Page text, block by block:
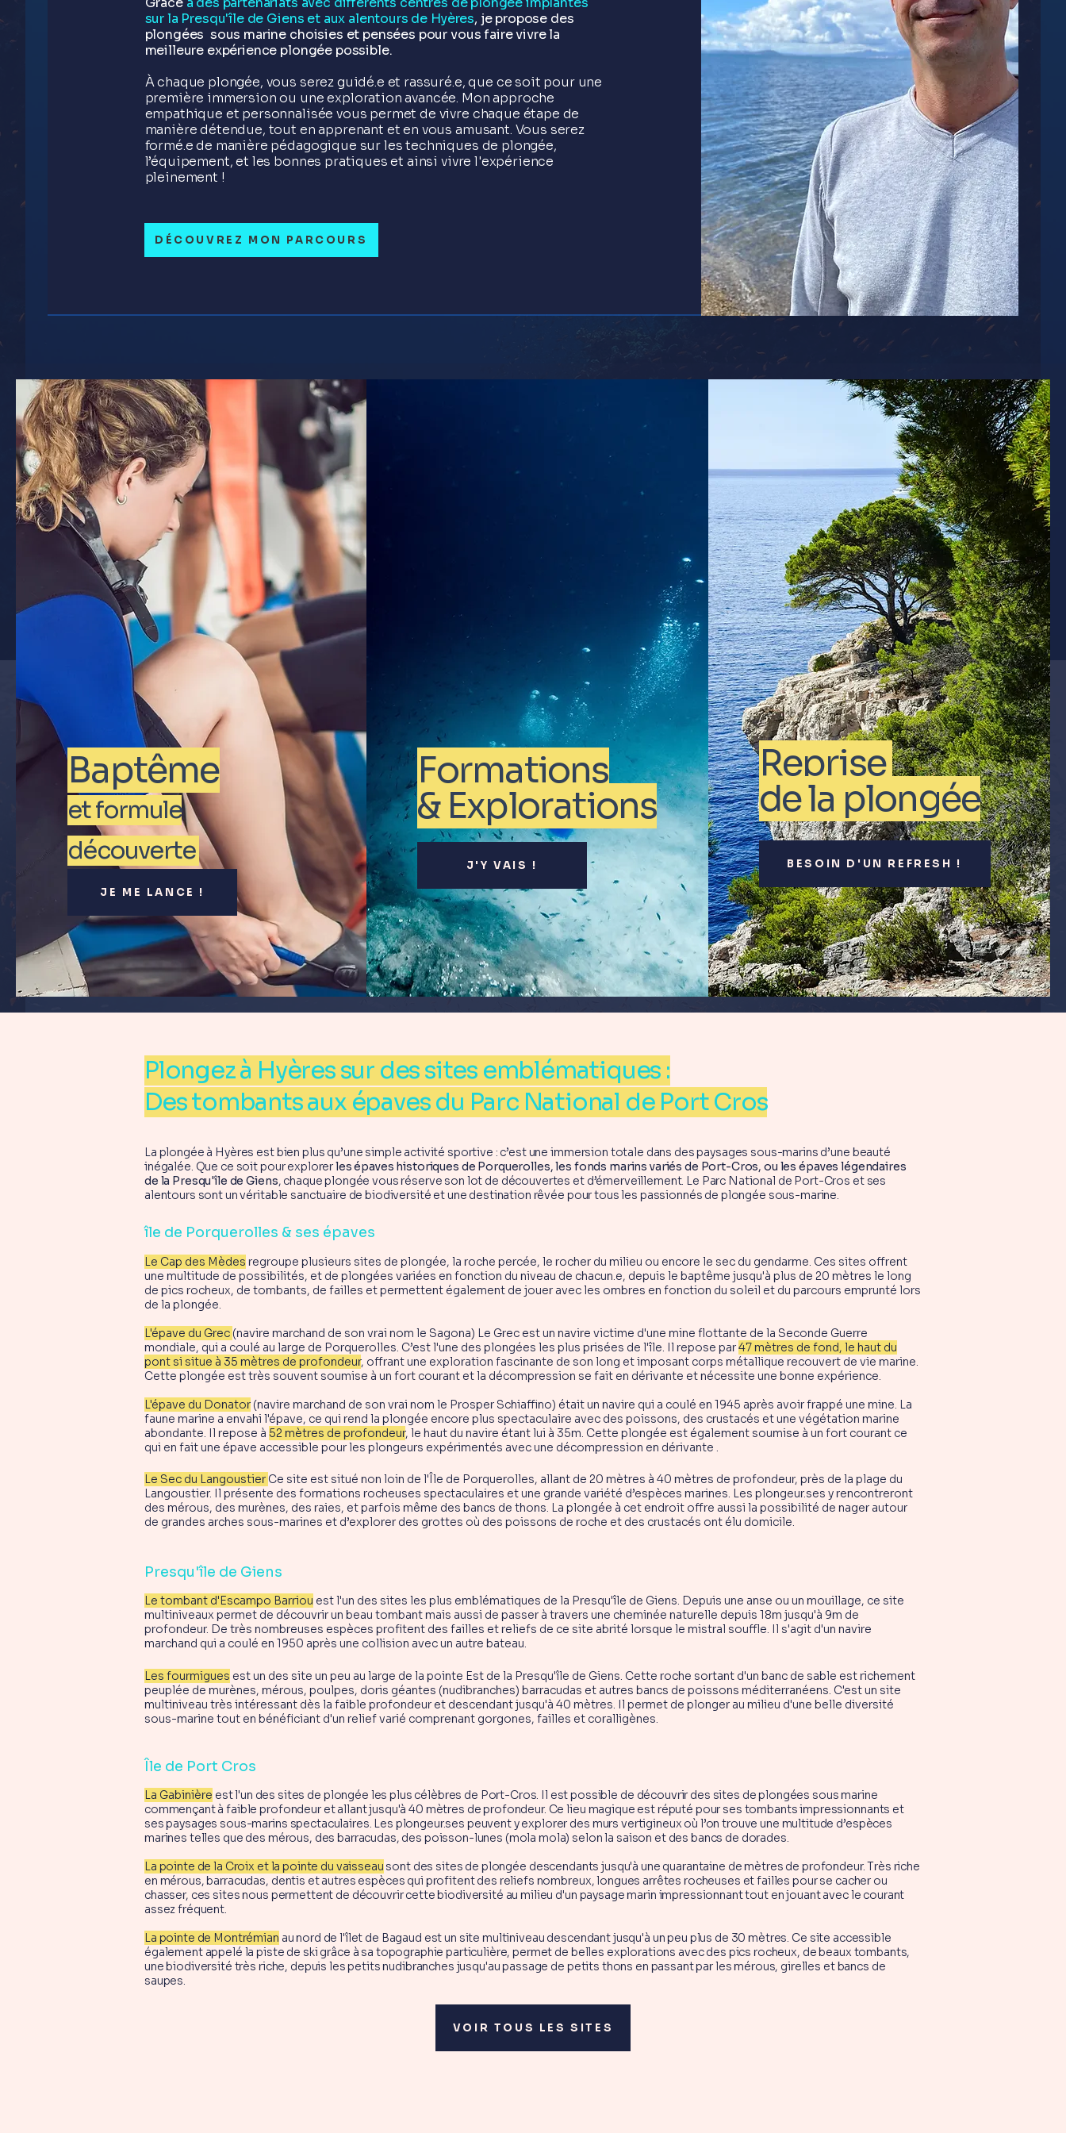
sur la Presqu'île de Giens et aux alentours de Hyères, je propose des
plongées sous marine choisies et pensées pour vous faire vivre la
meilleure expérience plongée possible.
À chaque plongée, vous serez guidé.e et rassuré.e, que ce soit pour une
première immersion ou une exploration avancée. Mon approche
empathique et personnalisée vous permet de vivre chaque étape de
manière détendue, tout en apprenant et en vous amusant. Vous serez
formé.e de manière pédagogique sur les techniques de plongée,
l’équipement, et les bonnes pratiques et ainsi vivre l'expérience
pleinement !
DÉCOUVREZ MON PARCOURS
Baptême
et formule
découverte
JE ME LANCE !
Formations
& Explorations
J'Y VAIS !
Reprise
de la plongée
BESOIN D'UN REFRESH !
Plongez à Hyères sur des sites emblématiques :
Des tombants aux épaves du Parc National de Port Cros
La plongée à Hyères est bien plus qu’une simple activité sportive : c’est une immersion totale dans des paysages sous-marins d’une beauté
inégalée. Que ce soit pour explorerles épaves historiques de Porquerolles, les fonds marins variés de Port-Cros, ou les épaves légendaires
de la Presqu'île de Giens, chaque plongée vous réserve son lot de découvertes et d’émerveillement. Le Parc National de Port-Cros et ses
alentours sont un véritable sanctuaire de biodiversité et une destination rêvée pour tous les passionnés de plongée sous-marine.
île de Porquerolles & ses épaves
Le Cap des Mèdes regroupe plusieurs sites de plongée, la roche percée, le rocher du milieu ou encore le sec du gendarme. Ces sites offrent
une multitude de possibilités, et de plongées variées en fonction du niveau de chacun.e, depuis le baptême jusqu'à plus de 20 mètres le long
de pics rocheux, de tombants, de failles et permettent également de jouer avec les ombres en fonction du soleil et du parcours emprunté lors
de la plongée.
L'épave du Grec (navire marchand de son vrai nom le Sagona) Le Grec est un navire victime d'une mine flottante de la Seconde Guerre
mondiale, qui a coulé au large de Porquerolles. C’est l'une des plongées les plus prisées de l'île. Il repose par47 mètres de fond, le haut du
pont si situe à 35 mètres de profondeur, offrant une exploration fascinante de son long et imposant corps métallique recouvert de vie marine.
Cette plongée est très souvent soumise à un fort courant et la décompression se fait en dérivante et nécessite une bonne expérience.
L'épave du Donator (navire marchand de son vrai nom le Prosper Schiaffino) était un navire qui a coulé en 1945 après avoir frappé une mine. La
faune marine a envahi l'épave, ce qui rend la plongée encore plus spectaculaire avec des poissons, des crustacés et une végétation marine
abondante. Il repose à 52 mètres de profondeur, le haut du navire étant lui à 35m. Cette plongée est également soumise à un fort courant ce
qui en fait une épave accessible pour les plongeurs expérimentés avec une décompression en dérivante .
Le Sec du Langoustier Ce site est situé non loin de l'Île de Porquerolles, allant de 20 mètres à 40 mètres de profondeur, près de la plage du
Langoustier. Il présente des formations rocheuses spectaculaires et une grande variété d’espèces marines. Les plongeur.ses y rencontreront
des mérous, des murènes, des raies, et parfois même des bancs de thons. La plongée à cet endroit offre aussi la possibilité de nager autour
de grandes arches sous-marines et d’explorer des grottes où des poissons de roche et des crustacés ont élu domicile.
Presqu'île de Giens
Le tombant d'Escampo Barriou est l'un des sites les plus emblématiques de la Presqu'île de Giens. Depuis une anse ou un mouillage, ce site
multiniveaux permet de découvrir un beau tombant mais aussi de passer à travers une cheminée naturelle depuis 18m jusqu'à 9m de
profondeur. De très nombreuses espèces profitent des failles et reliefs de ce site abrité lorsque le mistral souffle. Il s'agit d'un navire
marchand qui a coulé en 1950 après une collision avec un autre bateau.
Les fourmigues est un des site un peu au large de la pointe Est de la Presqu'île de Giens. Cette roche sortant d'un banc de sable est richement
peuplée de murènes, mérous, poulpes, doris géantes (nudibranches) barracudas et autres bancs de poissons méditerranéens. C'est un site
multiniveau très intéressant dès la faible profondeur et descendant jusqu'à 40 mètres. Il permet de plonger au milieu d'une belle diversité
sous-marine tout en bénéficiant d'un relief varié comprenant gorgones, failles et coralligènes.
Île de Port Cros
La Gabinière est l'un des sites de plongée les plus célèbres de Port-Cros. Il est possible de découvrir des sites de plongées sous marine
commençant à faible profondeur et allant jusqu'à 40 mètres de profondeur. Ce lieu magique est réputé pour ses tombants impressionnants et
ses paysages sous-marins spectaculaires. Les plongeur.ses peuvent y explorer des murs vertigineux où l’on trouve une multitude d’espèces
marines telles que des mérous, des barracudas, des poisson-lunes (mola mola) selon la saison et des bancs de dorades.
La pointe de la Croix et la pointe du vaisseau sont des sites de plongée descendants jusqu'à une quarantaine de mètres de profondeur. Très riche
en mérous, barracudas, dentis et autres espèces qui profitent des reliefs nombreux, longues arrêtes rocheuses et failles pour se cacher ou
chasser, ces sites nous permettent de découvrir cette biodiversité au milieu d'un paysage marin impressionnant tout en jouant avec le courant
assez fréquent.
La pointe de Montrémian au nord de l'îlet de Bagaud est un site multiniveau descendant jusqu'à un peu plus de 30 mètres. Ce site accessible
également appelé la piste de ski grâce à sa topographie particulière, permet de belles explorations avec des pics rocheux, de beaux tombants,
une biodiversité très riche, depuis les petits nudibranches jusqu'au passage de petits thons en passant par les mérous, girelles et bancs de
saupes.
VOIR TOUS LES SITES